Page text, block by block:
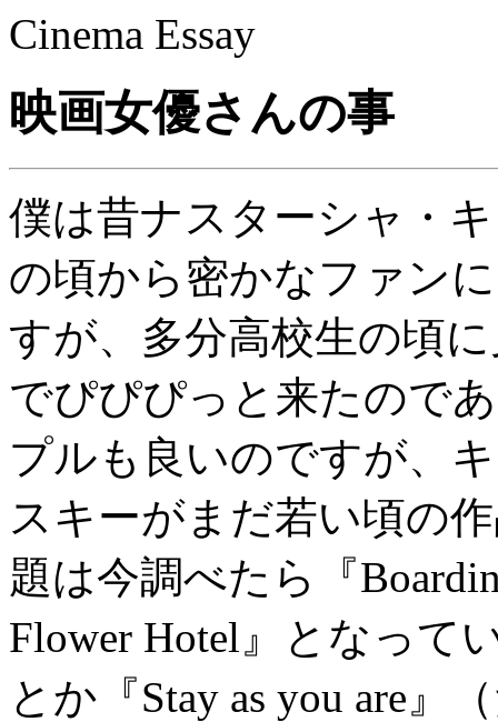
Cinema Essay
映画女優さんの事
僕は昔ナスターシャ・
の頃から密かなファン
すが、多分高校生の頃
でぴぴぴっと来たので
プルも良いのですが、
スキーがまだ若い頃の
題は今調べたら『
Flower Hotel』となって
とか『Stay as you are